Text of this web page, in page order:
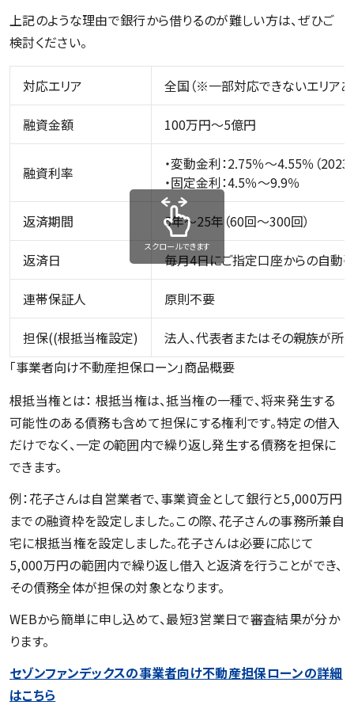
上記のような理由で銀行から借りるのが難しい方は、ぜひご
検討ください。
対応エリア 全国（※一部対応できないエリアあ
融資金額 100万円〜5億円
融資利率
・変動金利：2.75％〜4.55％（
・固定金利：4.5％〜9.9％
返済期間 5年〜25年（60回〜300回）
返済日 毎月4日にご指定口座からの自動
連帯保証人 原則不要
担保((根抵当権設定)
法人、代表者またはその親族が所
「事業者向け不動産担保ローン」商品概要
スクロールできます
根抵当権とは： 根抵当権は、抵当権の一種で、将来発生する
可能性のある債務も含めて担保にする権利です。特定の借入
だけでなく、一定の範囲内で繰り返し発生する債務を担保に
できます。
例：花子さんは自営業者で、事業資金として銀行と5,000万円
までの融資枠を設定しました。この際、花子さんの事務所兼自
宅に根抵当権を設定しました。花子さんは必要に応じて
5,000万円の範囲内で繰り返し借入と返済を行うことができ、
その債務全体が担保の対象となります。
WEBから簡単に申し込めて、最短3営業日で審査結果が分か
ります。
セゾンファンデックスの事業者向け不動産担保ローンの詳細
はこちら